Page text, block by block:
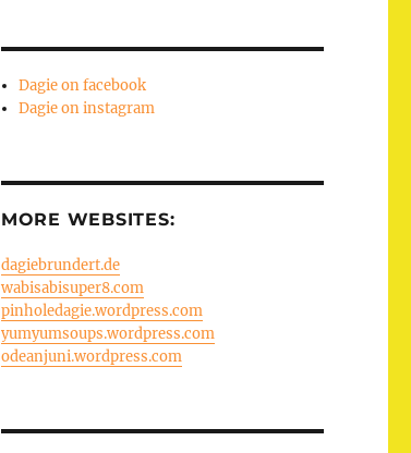
Dagie on facebook
Dagie on instagram
MORE WEBSITES:
dagiebrundert.de
wabisabisuper8.com
pinholedagie.wordpress.com
yumyumsoups.wordpress.com
odeanjuni.wordpress.com